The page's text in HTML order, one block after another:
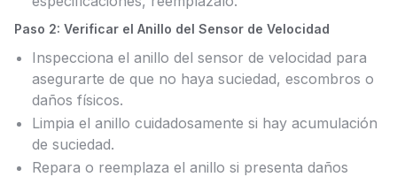
Paso 2: Verificar el Anillo del Sensor de Velocidad
Inspecciona el anillo del sensor de velocidad para
asegurarte de que no haya suciedad, escombros o
daños físicos.
Limpia el anillo cuidadosamente si hay acumulación
de suciedad.
Repara o reemplaza el anillo si presenta daños